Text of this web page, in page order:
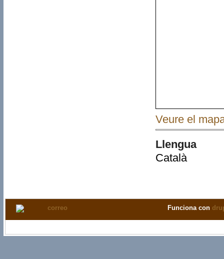
Veure el
Llengua
Català
Funciona con